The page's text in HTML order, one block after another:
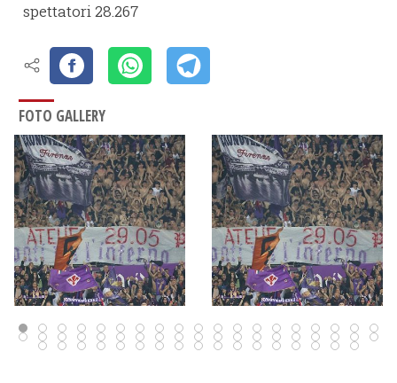
spettatori 28.267
FOTO GALLERY